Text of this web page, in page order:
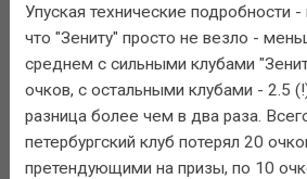
Упуская технические подробности -
что "Зениту" просто не везло -
среднем с сильными клубами
очков, с остальными клубами - 2.5
разница более чем в два раза.
петербургский клуб потерял 20
претендующими на призы, по 10